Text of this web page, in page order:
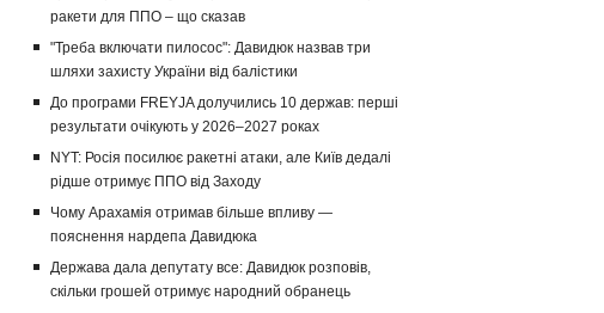
ракети для ППО – що сказав
"Треба включати пилосос": Давидюк назвав три
шляхи захисту України від балістики
До програми FREYJA долучились 10 держав: перші
результати очікують у 2026–2027 роках
NYT: Росія посилює ракетні атаки, але Київ дедалі
рідше отримує ППО від Заходу
Чому Арахамія отримав більше впливу —
пояснення нардепа Давидюка
Держава дала депутату все: Давидюк розповів,
скільки грошей отримує народний обранець